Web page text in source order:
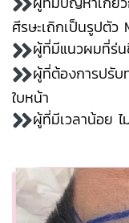
ศีรษะเถิกเป็นรูปตัว
ผู้ที่มีแนวผมที่ร่น
ผู้ที่ต้องการปรับ
ใบหน้า
ผู้ที่มีเวลาน้อย